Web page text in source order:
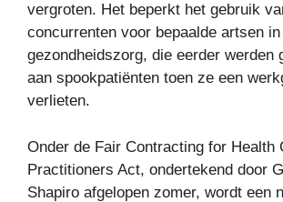
vergroten. Het beperkt het gebruik
concurrenten voor bepaalde artsen
gezondheidszorg, die eerder werden
aan spookpatiënten toen ze een
verlieten.
Onder de Fair Contracting for Health
Practitioners Act, ondertekend door
Shapiro afgelopen zomer, wordt een